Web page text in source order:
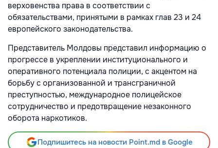
верховенства права в соответствии с
обязательствами, принятыми в рамках глав 23 и 24
европейского законодательства.
Представитель Молдовы представил информацию о
прогрессе в укреплении институционального и
оперативного потенциала полиции, с акцентом на
борьбу с организованной и трансграничной
преступностью, международное полицейское
сотрудничество и предотвращение незаконного
оборота наркотиков.
Подпишитесь на новости Point.md в Google